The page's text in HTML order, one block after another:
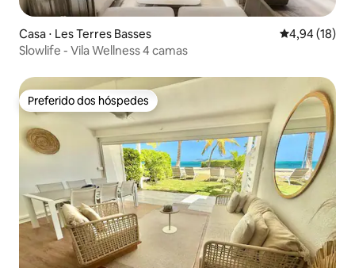
Casa ⋅ Les Terres Basses 4,94 de uma
4,94 (18)
Slowlife - Vila Wellness 4 camas
Preferido dos hóspedes
Preferido dos hóspedes